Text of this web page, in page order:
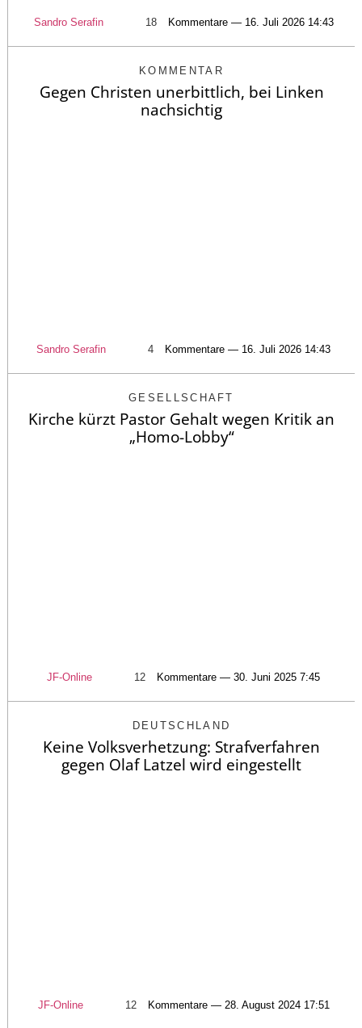
Sandro Serafin 18 Kommentare — 16. Juli 2026 14:43
KOMMENTAR
Gegen Christen unerbittlich, bei Linken
nachsichtig
Sandro Serafin 4 Kommentare — 16. Juli 2026 14:43
GESELLSCHAFT
Kirche kürzt Pastor Gehalt wegen Kritik an
„Homo-Lobby“
JF-Online 12 Kommentare — 30. Juni 2025 7:45
DEUTSCHLAND
Keine Volksverhetzung: Strafverfahren
gegen Olaf Latzel wird eingestellt
JF-Online 12 Kommentare — 28. August 2024 17:51